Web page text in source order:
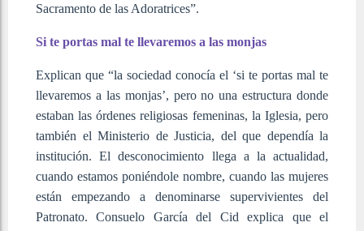
Sacramento de las Adoratrices”.
Si te portas mal te llevaremos a las monjas
Explican que “la sociedad conocía el ‘si te portas mal te
llevaremos a las monjas’, pero no una estructura donde
estaban las órdenes religiosas femeninas, la Iglesia, pero
también el Ministerio de Justicia, del que dependía la
institución. El desconocimiento llega a la actualidad,
cuando estamos poniéndole nombre, cuando las mujeres
están empezando a denominarse supervivientes del
Patronato. Consuelo García del Cid explica que el